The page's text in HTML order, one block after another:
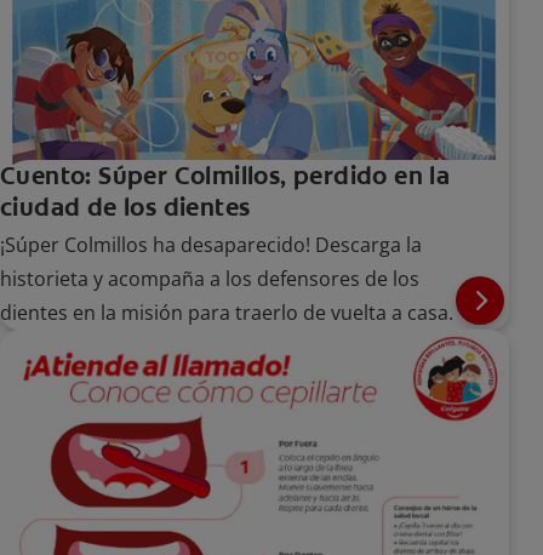
Cuento: Súper Colmillos, perdido en la
ciudad de los dientes
¡Súper Colmillos ha desaparecido! Descarga la
historieta y acompaña a los defensores de los
dientes en la misión para traerlo de vuelta a casa.